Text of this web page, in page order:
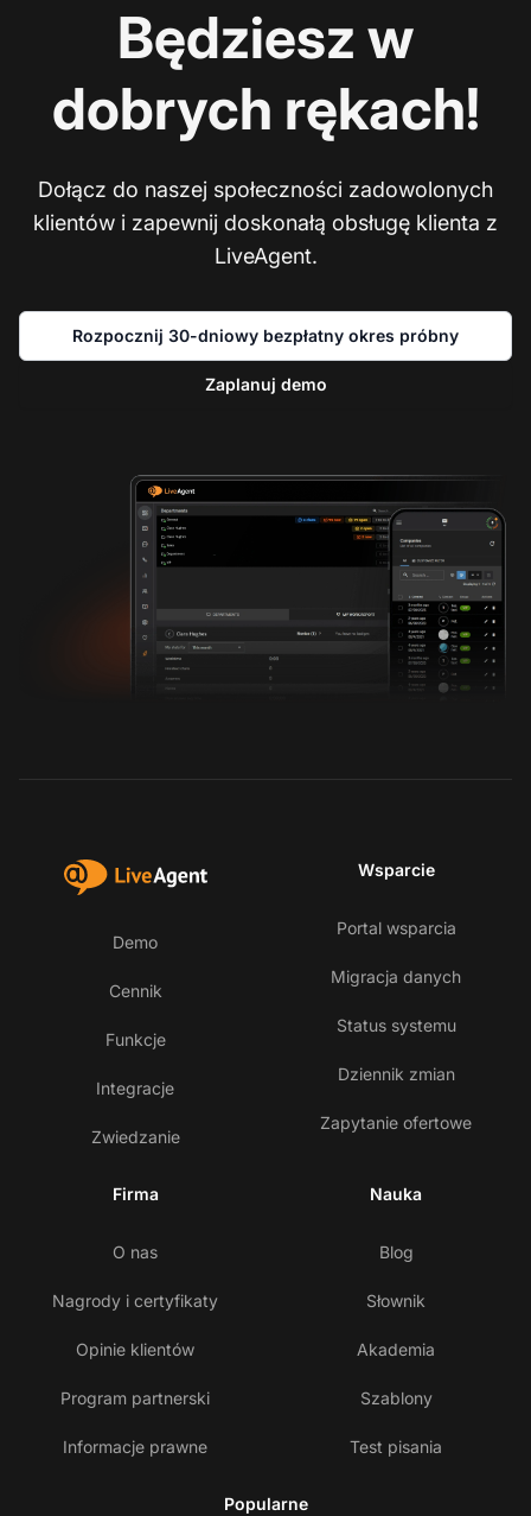
Będziesz w
dobrych rękach!
Dołącz do naszej społeczności zadowolonych
klientów i zapewnij doskonałą obsługę klienta z
LiveAgent.
Rozpocznij 30-dniowy bezpłatny okres próbny
Zaplanuj demo
Demo
Cennik
Funkcje
Integracje
Zwiedzanie
Wsparcie
Portal wsparcia
Migracja danych
Status systemu
Dziennik zmian
Zapytanie ofertowe
Firma
O nas
Nagrody i certyfikaty
Opinie klientów
Program partnerski
Informacje prawne
Nauka
Blog
Słownik
Akademia
Szablony
Test pisania
Popularne